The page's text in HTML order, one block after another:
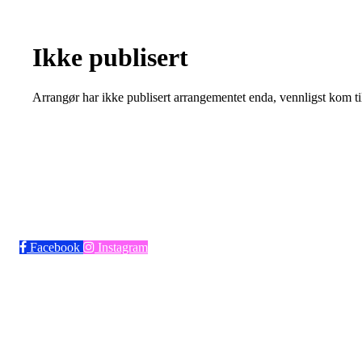
Ikke publisert
Arrangør har ikke publisert arrangementet enda, vennligst kom
Facebook Instagram